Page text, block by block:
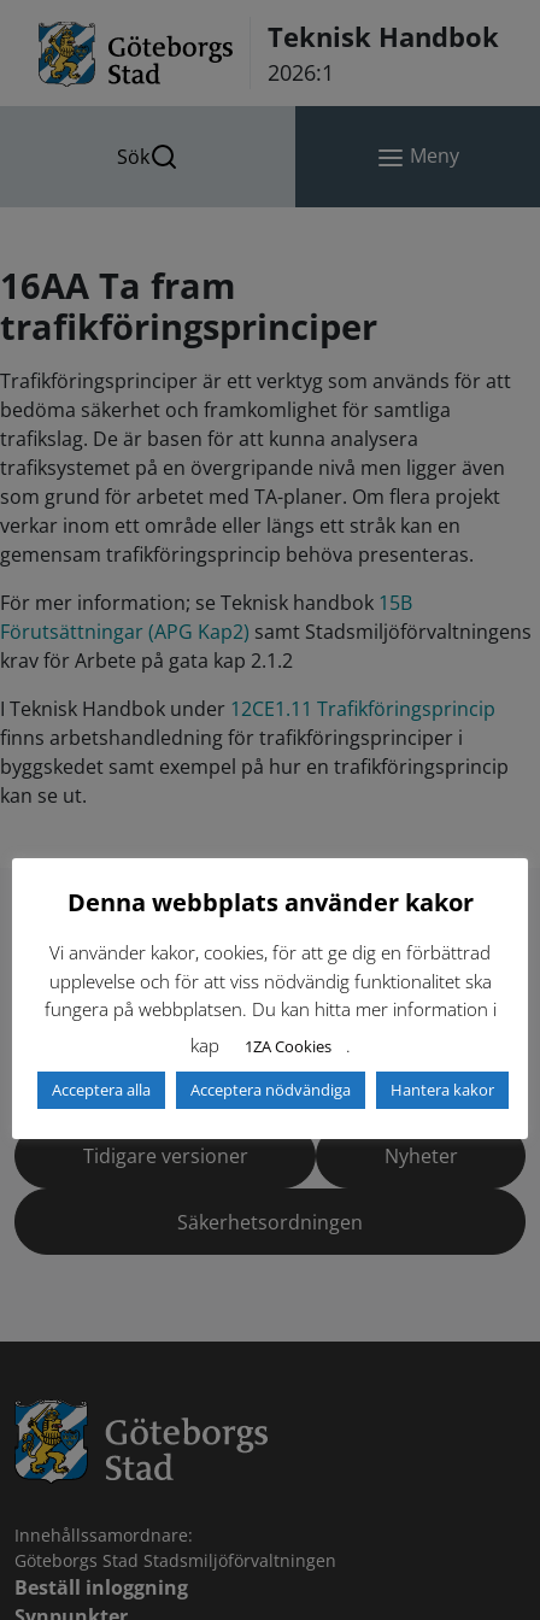
Teknisk Handbok
2026:1
Sök Meny
16AA Ta fram
trafikföringsprinciper
Trafikföringsprinciper är ett verktyg som används för att
bedöma säkerhet och framkomlighet för samtliga
trafikslag. De är basen för att kunna analysera
trafiksystemet på en övergripande nivå men ligger även
som grund för arbetet med TA-planer. Om flera projekt
verkar inom ett område eller längs ett stråk kan en
gemensam trafikföringsprincip behöva presenteras.
För mer information; se Teknisk handbok 15B
Förutsättningar (APG Kap2) samt Stadsmiljöförvaltningens
krav för Arbete på gata kap 2.1.2
I Teknisk Handbok under 12CE1.11 Trafikföringsprincip
finns arbetshandledning för trafikföringsprinciper i
byggskedet samt exempel på hur en trafikföringsprincip
kan se ut.
Hitta direkt
Gällande standardritningar (Dwg och pdf)
Dokumentbibliotek Kontaktlista
Tidigare versioner Nyheter
Säkerhetsordningen
Innehållssamordnare:
Göteborgs Stad Stadsmiljöförvaltningen
Beställ inloggning
Denna webbplats använder kakor
Vi använder kakor, cookies, för att ge dig en förbättrad
upplevelse och för att viss nödvändig funktionalitet ska
fungera på webbplatsen. Du kan hitta mer information i
kap
1ZA Cookies .
Acceptera alla Acceptera nödvändiga Hantera kakor